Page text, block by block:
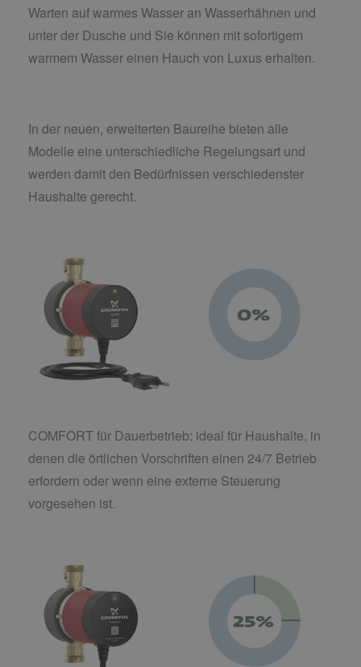
Warten auf warmes Wasser an Wasserhähnen und
unter der Dusche und Sie können mit sofortigem
warmem Wasser einen Hauch von Luxus erhalten.
In der neuen, erweiterten Baureihe bieten alle
Modelle eine unterschiedliche Regelungsart und
werden damit den Bedürfnissen verschiedenster
Haushalte gerecht.
COMFORT für Dauerbetrieb: ideal für Haushalte, in
denen die örtlichen Vorschriften einen 24/7 Betrieb
erfordern oder wenn eine externe Steuerung
vorgesehen ist.